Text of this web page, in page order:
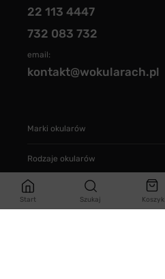
Start Szukaj Koszyk
22 113 4447
732 083 732
email:
kontakt@wokularach.pl
Marki okularów
Rodzaje okularów
Typ okularów